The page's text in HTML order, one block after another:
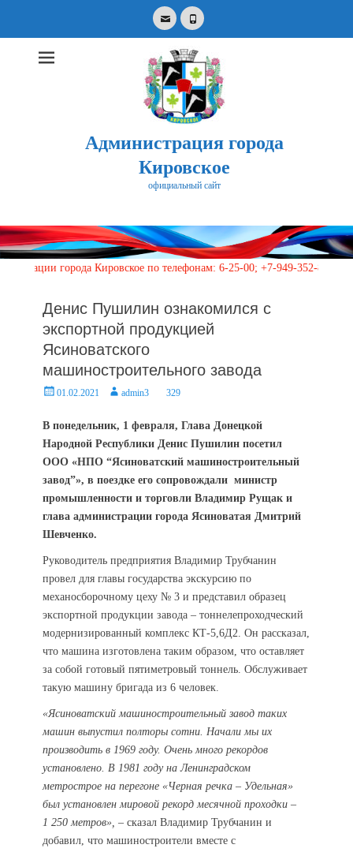
EmailPhone
Администрация города
Кировское
официальный сайт
for:
города Кировское по телефонам: 6-25-00; +7-949-352-87-40, 113
Денис Пушилин ознакомился с
экспортной продукцией
Ясиноватского
машиностроительного завода
Posted01.02.2021 Authoradmin3 329
В понедельник, 1 февраля, Глава Донецкой
Народной Республики Денис Пушилин посетил
ООО «НПО “Ясиноватский машиностроительный
завод”», в поездке его сопровождали министр
промышленности и торговли Владимир Рущак и
глава администрации города Ясиноватая Дмитрий
Шевченко.
Руководитель предприятия Владимир Трубчанин
провел для главы государства экскурсию по
механосборочному цеху № 3 и представил образец
экспортной продукции завода – тоннелепроходческий
модернизированный комплекс КТ-5,6Д2. Он рассказал,
что машина изготовлена таким образом, что оставляет
за собой готовый пятиметровый тоннель. Обслуживает
такую машину бригада из 6 человек.
«Ясиноватский машиностроительный завод таких
машин выпустил полторы сотни. Начали мы их
производить в 1969 году. Очень много рекордов
установлено. В 1981 году на Ленинградском
метрострое на перегоне «Черная речка – Удельная»
был установлен мировой рекорд месячной проходки –
1 250 метров», – сказал Владимир Трубчанин и
добавил, что машиностроители вместе с